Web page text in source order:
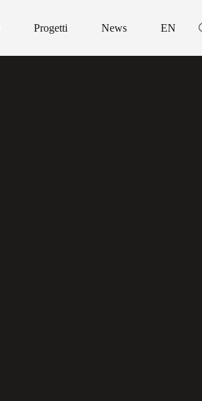
Progetti News EN